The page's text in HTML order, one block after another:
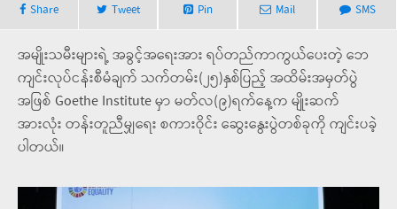
Share Tweet Pin Mail SMS
အမျိုးသမီးများရဲ့ အခွင့်အရေးအား ရပ်တည်ကာကွယ်ပေးတဲ့ ဘေ
ကျင်းလုပ်ငန်းစီမံချက် သက်တမ်း(၂၅)နှစ်ပြည့် အထိမ်းအမှတ်ပွဲ
အဖြစ် Goethe Institute မှာ မတ်လ(၉)ရက်နေ့က မျိုးဆက်
အားလုံး တန်းတူညီမျှရေး စကားဝိုင်း ဆွေးနွေးပွဲတစ်ခုကို ကျင်းပခဲ့
ပါတယ်။